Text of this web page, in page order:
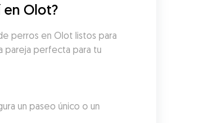
Olot?
perros en Olot listos para
pareja perfecta para tu
un paseo único o un